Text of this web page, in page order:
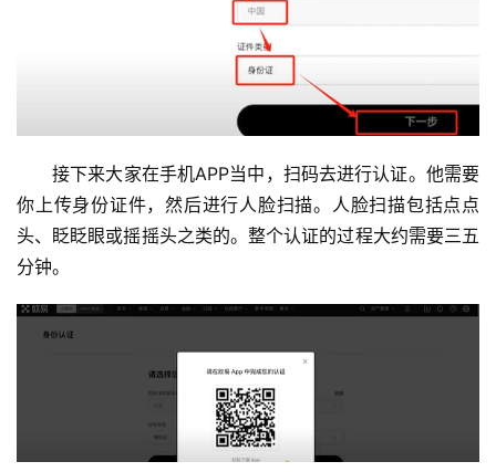
接下来大家在手机APP当中，扫码去进行认证。他需要
你上传身份证件，然后进行人脸扫描。人脸扫描包括点点
头、眨眨眼或摇摇头之类的。整个认证的过程大约需要三五
分钟。